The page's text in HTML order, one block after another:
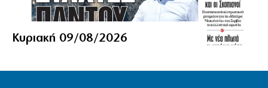
Κυριακή 09/08/2026